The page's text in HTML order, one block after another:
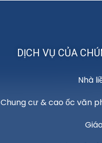
DỊCH VỤ CỦA
Nhà
Chung cư & cao ốc văn